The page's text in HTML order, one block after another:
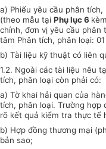
a) Phiếu yêu cầu phân
(theo mẫu tại Phụ lục 6
chính, đơn vị yêu cầu phân
tâm Phân tích, phân loại:
b) Tài liệu kỹ thuật có liên
1.2. Ngoài các tài liệu nêu
tích, phân loại còn phải có:
a) Tờ khai hải quan của
tích, phân loại. Trường hợp
rõ kết quả kiểm tra thực tế
b) Hợp đồng thương mại
bản sao;